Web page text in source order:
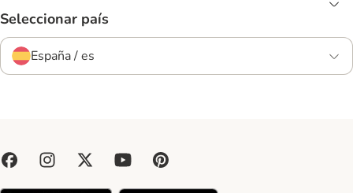
Seleccionar país
España / es